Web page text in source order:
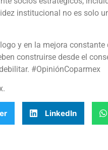
institucional no es solo
y en la mejora
construirse desde el
#OpiniónCoparmex
LinkedIn